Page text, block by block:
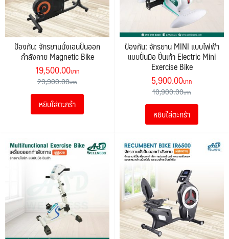
ป้องกัน: จักรยานนั่งเอนปั่นออก
กำลังกาย Magnetic Bike
29,900.00
Original
price
was:
29,900.00฿.
19,500.00 Current
is:
หยิบใส่ตะกร้า
ป้องกัน: จักรยาน MINI แบบไฟฟ้า
แบบปั่นมือ ปั่นเท้า Electric Mini
Exercise Bike
10,900.00
Original
price
was:
10,900.00฿.
5,900.00
is:
หยิบใส่ตะกร้า